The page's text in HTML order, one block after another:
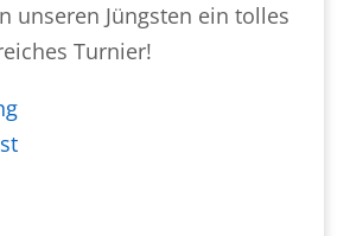
unseren Jüngsten ein tolles
Turnier!